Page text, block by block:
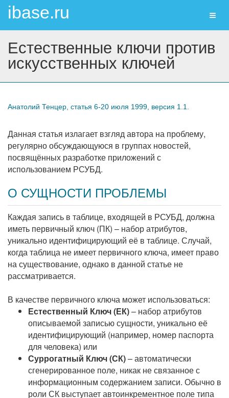
ibase.ru
Естественные ключи против
искусcтвенных ключей
Анатолий Тенцер, статья 6-20 июля 1999, версия 1.1.
Данная статья излагает взгляд автора на проблему,
регулярно обсуждающуюся в группах новостей,
посвящённых разработке приложений с
использованием РСУБД.
О СУЩНОСТИ ПРОБЛЕМЫ
Каждая запись в таблице, входящей в РСУБД, должна
иметь первичный ключ (ПК) – набор атрибутов,
уникально идентифицирующий её в таблице. Случай,
когда таблица не имеет первичного ключа, имеет право
на существование, однако в данной статье не
рассматривается.
В качестве первичного ключа может использоваться:
Естественный Ключ (ЕК)– набор атрибутов
описываемой записью сущности, уникально её
идентифицирующий (например, номер паспорта
для человека) или
Суррогатный Ключ (СК)– автоматически
сгенерированное поле, никак не связанное с
информационным содержанием записи. Обычно в
роли СК выступает автоинкрементное поле типа